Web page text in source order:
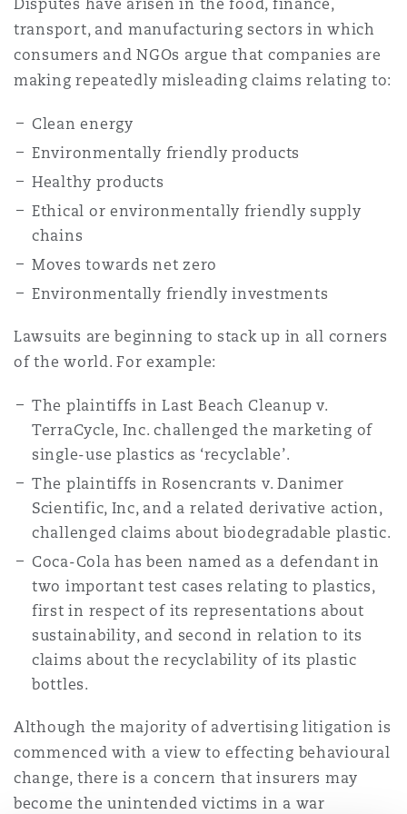
Entretien, réparation et
Satellites et espace
Couverture d’assurance
Droit maritime
Risques politiques et crédit
Responsabilité du fabricant
Réassurance
Assurance spécialisée
Bator
Jersey
York
Francisco
(D. C.)
The St Botolph Building
2 New Bailey
Disputes have arisen in the food, finance,
transport, and manufacturing sectors in which
consumers and NGOs argue that companies are
making repeatedly misleading claims relating to:
Clean energy
Environmentally friendly products
Healthy products
Ethical or environmentally friendly supply
chains
Moves towards net zero
Environmentally friendly investments
Lawsuits are beginning to stack up in all corners
of the world. For example:
The plaintiffs in Last Beach Cleanup v.
TerraCycle, Inc. challenged the marketing of
single-use plastics as ‘recyclable’.
The plaintiffs in Rosencrants v. Danimer
Scientific, Inc, and a related derivative action,
challenged claims about biodegradable plastic.
Coca-Cola has been named as a defendant in
two important test cases relating to plastics,
first in respect of its representations about
sustainability, and second in relation to its
claims about the recyclability of its plastic
bottles.
Although the majority of advertising litigation is
commenced with a view to effecting behavioural
change, there is a concern that insurers may
become the unintended victims in a war